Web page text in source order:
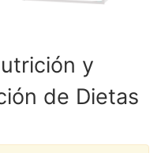
y
de Dietas